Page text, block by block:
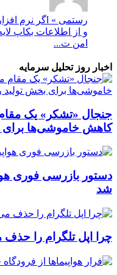
رستمی » اگر نرم
و از اطلاعات بکاپ
امن ت...
اخبار روز تحلیل سرمایه
جنجال «تشکر» یک
کاهش خاموشی‌ها
شد
چرا اپل تلگرام را حذف